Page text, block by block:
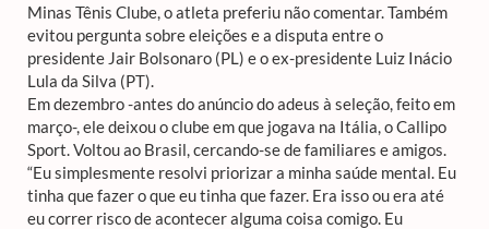
Minas Tênis Clube, o atleta preferiu não comentar. Também
evitou pergunta sobre eleições e a disputa entre o
presidente Jair Bolsonaro (PL) e o ex-presidente Luiz Inácio
Lula da Silva (PT).
Em dezembro -antes do anúncio do adeus à seleção, feito em
março-, ele deixou o clube em que jogava na Itália, o Callipo
Sport. Voltou ao Brasil, cercando-se de familiares e amigos.
“Eu simplesmente resolvi priorizar a minha saúde mental. Eu
tinha que fazer o que eu tinha que fazer. Era isso ou era até
eu correr risco de acontecer alguma coisa comigo. Eu